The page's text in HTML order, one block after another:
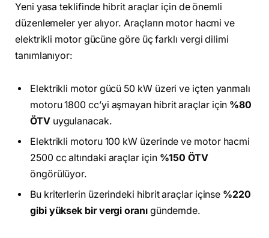
Yeni yasa teklifinde hibrit araçlar için de önemli
düzenlemeler yer alıyor. Araçların motor hacmi ve
elektrikli motor gücüne göre üç farklı vergi dilimi
tanımlanıyor:
Elektrikli motor gücü 50 kW üzeri ve içten yanmalı
motoru 1800 cc’yi aşmayan hibrit araçlar için %80
ÖTVuygulanacak.
Elektrikli motoru 100 kW üzerinde ve motor hacmi
2500 cc altındaki araçlar için %150 ÖTV
öngörülüyor.
Bu kriterlerin üzerindeki hibrit araçlar içinse %220
gibi yüksek bir vergi oranıgündemde.